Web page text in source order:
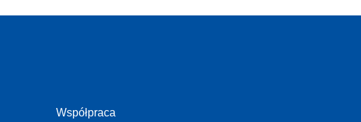
Współpraca